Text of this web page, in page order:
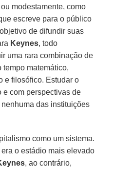
modestamente, como
escreve para o público
de difundir suas
Keynes, todo
uma rara combinação de
tempo matemático,
e filosófico. Estudar o
e com perspectivas de
das instituições
como um sistema.
era o estádio mais elevado
, ao contrário,